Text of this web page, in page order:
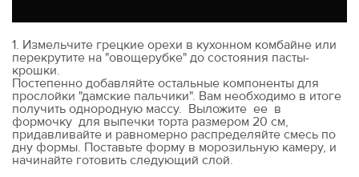
1. Измельчите грецкие орехи в кухонном комбайне или
перекрутите на "овощерубке" до состояния пасты-
крошки.
Постепенно добавляйте остальные компоненты для
прослойки "дамские пальчики". Вам необходимо в итоге
получить однородную массу. Выложите ее в
формочку для выпечки торта размером 20 см,
придавливайте и равномерно распределяйте смесь по
дну формы. Поставьте форму в морозильную камеру, и
начинайте готовить следующий слой.